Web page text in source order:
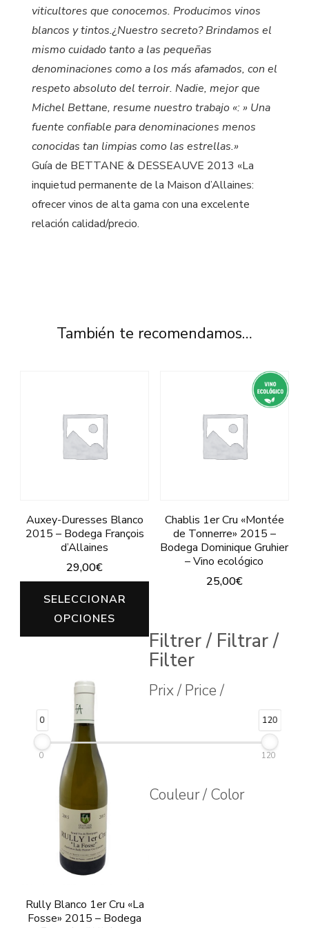
viticultores que conocemos. Producimos vinos
blancos y tintos.¿Nuestro secreto? Brindamos el
mismo cuidado tanto a las pequeñas
denominaciones como a los más afamados, con el
respeto absoluto del terroir. Nadie, mejor que
Michel Bettane, resume nuestro trabajo «: » Una
fuente confiable para denominaciones menos
conocidas tan limpias como las estrellas.»
Guía de BETTANE & DESSEAUVE 2013 «La
inquietud permanente de la Maison d’Allaines:
ofrecer vinos de alta gama con una excelente
relación calidad/precio.
También te recomendamos…
Auxey-Duresses Blanco
2015 – Bodega François
d’Allaines
29,00€
SELECCIONAR
OPCIONES
tiene
múltiples
Las
se
en
Chablis 1er Cru «Montée
de Tonnerre» 2015 –
Bodega Dominique Gruhier
– Vino ecológico
25,00€
tiene
variantes.
opciones
elegir
Rully Blanco 1er Cru «La
Fosse» 2015 – Bodega
Filtrer / Filtrar /
Filter
Prix / Price /
0 120
0 120
Couleur / Color